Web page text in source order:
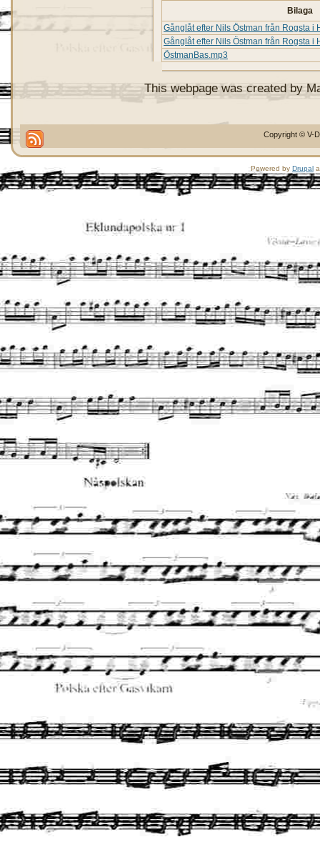
Bilaga
Gånglåt efter Nils Östman från Rogsta i
Gånglåt efter Nils Östman från Rogsta i
ÖstmanBas.mp3
This webpage was created by
Copyright © V-
Powered by Drupal